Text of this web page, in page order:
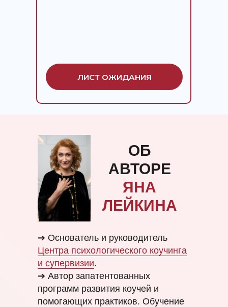
ЛИСТ ОЖИДАНИЯ
➔ Основатель и руководитель
Центра психологического коучинга
и супервизии.
➔ Автор запатентованных
программ развития коучей и
помогающих практиков. Обучение
ОБ
АВТОРЕ
ЯНА
ЛЕЙКИНА